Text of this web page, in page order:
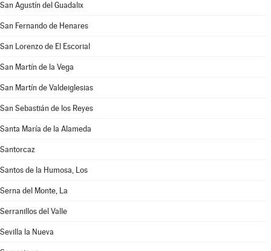
San Agustín del Guadalix
San Fernando de Henares
San Lorenzo de El Escorial
San Martín de la Vega
San Martín de Valdeiglesias
San Sebastián de los Reyes
Santa María de la Alameda
Santorcaz
Santos de la Humosa, Los
Serna del Monte, La
Serranillos del Valle
Sevilla la Nueva